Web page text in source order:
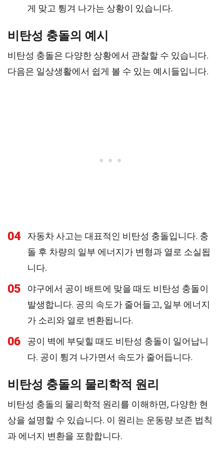
게 맞고 튕겨 나가는 상황이 있습니다.
비탄성 충돌의 예시
비탄성 충돌은 다양한 상황에서 관찰할 수 있습니다.
다음은 일상생활에서 쉽게 볼 수 있는 예시들입니다.
04
자동차 사고는 대표적인 비탄성 충돌입니다. 충
돌 후 차량의 일부 에너지가 변형과 열로 소실됩
니다.
05
야구에서 공이 배트에 맞을 때도 비탄성 충돌이
발생합니다. 공의 속도가 줄어들고, 일부 에너지
가 소리와 열로 변환됩니다.
06
공이 벽에 부딪힐 때도 비탄성 충돌이 일어납니
다. 공이 튕겨 나가면서 속도가 줄어듭니다.
비탄성 충돌의 물리학적 원리
비탄성 충돌의 물리학적 원리를 이해하면, 다양한 현
상을 설명할 수 있습니다. 이 원리는 운동량 보존 법칙
과 에너지 변환을 포함합니다.